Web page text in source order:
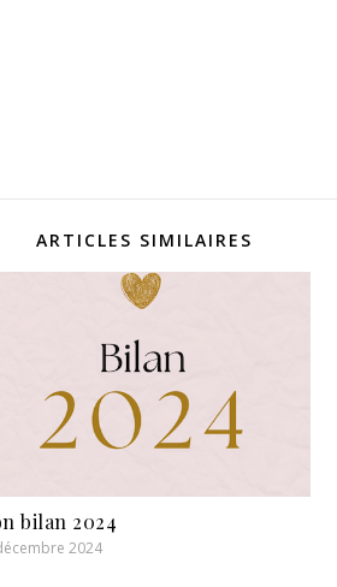
ARTICLES SIMILAIRES
bilan 2024
2024